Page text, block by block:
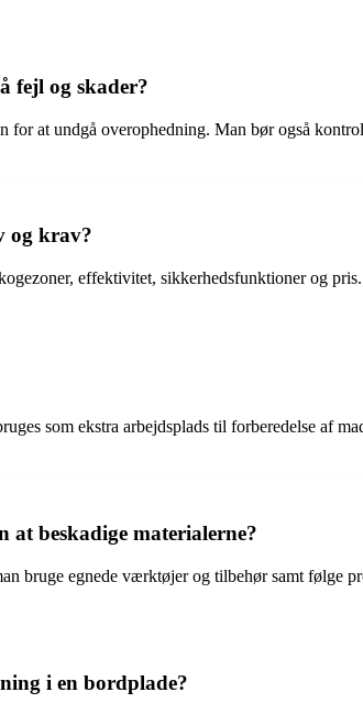
fejl og skader?
at undgå overophedning. Man bør også
og krav?
effektivitet, sikkerhedsfunktioner og
som ekstra arbejdsplads til forberedelse af
beskadige materialerne?
bruge egnede værktøjer og tilbehør samt følge
i en bordplade?